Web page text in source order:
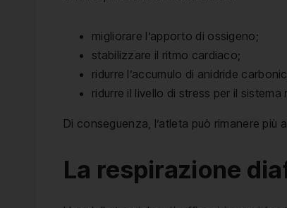
migliorare l’apporto di ossigeno;
stabilizzare il ritmo cardiaco;
ridurre l’accumulo di anidride
ridurre il livello di stress per il sistema
Di conseguenza, l’atleta può rimanere
La respirazione